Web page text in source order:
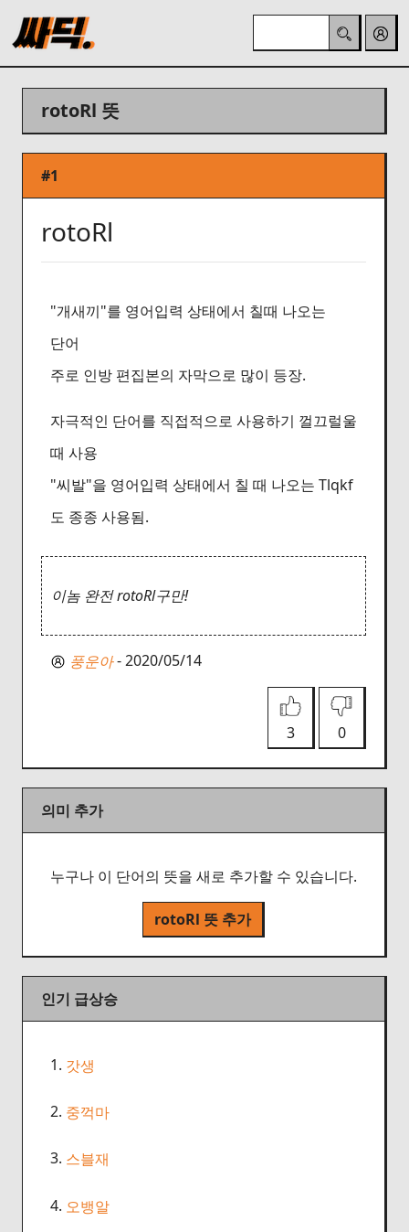
rotoRl 뜻
#1
rotoRl
"개새끼"를 영어입력 상태에서 칠때 나오는
단어
주로 인방 편집본의 자막으로 많이 등장.
자극적인 단어를 직접적으로 사용하기 껄끄럴울
때 사용
"씨발"을 영어입력 상태에서 칠 때 나오는 Tlqkf
도 종종 사용됨.
이놈 완전 rotoRl구만!
풍운아- 2020/05/14
3 0
의미 추가
누구나 이 단어의 뜻을 새로 추가할 수 있습니다.
rotoRl 뜻 추가
인기 급상승
1. 갓생
2. 중꺽마
3. 스블재
4. 오뱅알